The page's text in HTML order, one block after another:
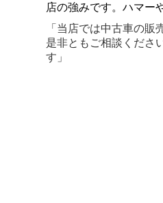
店の強みです。ハマー
「当店では中古車の
是非ともご相談くださ
す」